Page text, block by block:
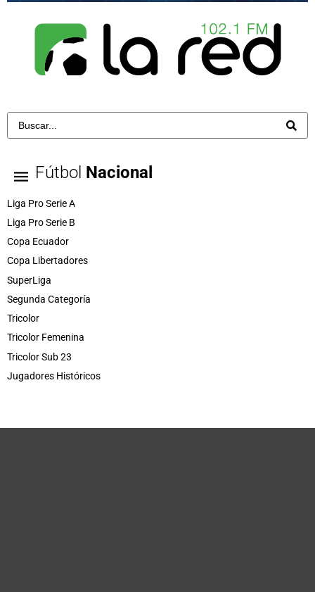
Fútbol Nacional
Liga Pro Serie A
Liga Pro Serie B
Copa Ecuador
Copa Libertadores
SuperLiga
Segunda Categoría
Tricolor
Tricolor Femenina
Tricolor Sub 23
Jugadores Históricos